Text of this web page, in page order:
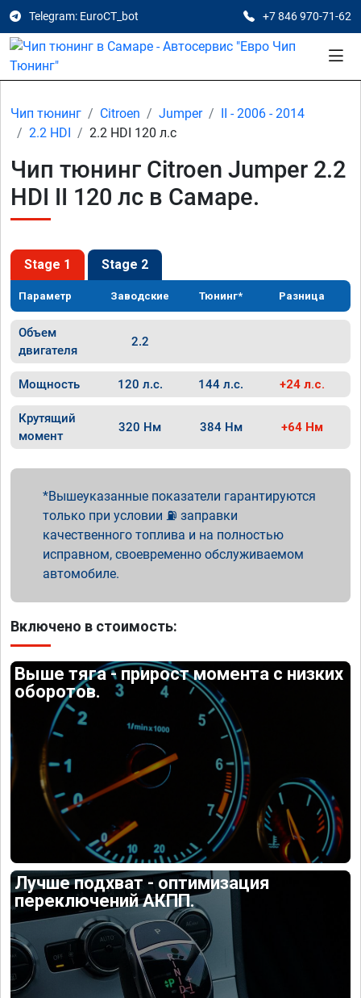
Telegram: EuroCT_bot +7 846 970-71-62
Чип тюнинг Citroen Jumper
II - 2006 - 2014
2.2 HDI
2.2 HDI 120 л.с
Чип тюнинг Citroen Jumper 2.2
HDI II 120 лс в Самаре.
Stage 1 Stage 2
Параметр Заводские Тюнинг* Разница
Объем
двигателя
2.2
Мощность 120 л.с. 144 л.с. +24 л.с.
Крутящий
момент
320 Нм 384 Нм +64 Нм
Вышеуказанные показатели гарантируются
только при условии ⛽ заправки
качественного топлива и на полностью
исправном, своевременно обслуживаемом
автомобиле.
Включено в стоимость:
Выше тяга - прирост момента с низких
оборотов.
Лучше подхват - оптимизация
переключений АКПП.